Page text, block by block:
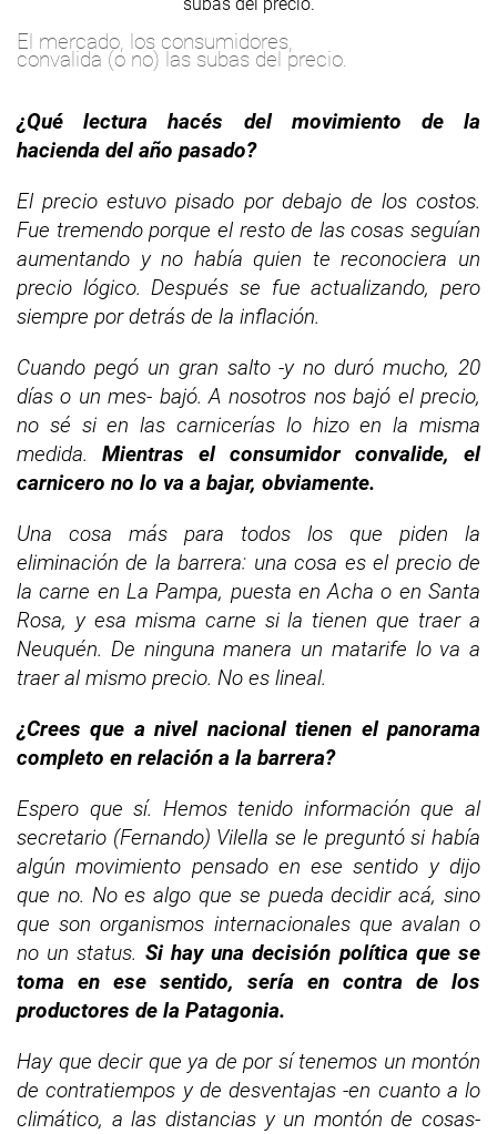
El mercado, los consumidores,
convalida (o no) las subas del precio.
¿Qué lectura hacés del movimiento de la
hacienda del año pasado?
El precio estuvo pisado por debajo de los costos.
Fue tremendo porque el resto de las cosas seguían
aumentando y no había quien te reconociera un
precio lógico. Después se fue actualizando, pero
siempre por detrás de la inflación.
Cuando pegó un gran salto -y no duró mucho, 20
días o un mes- bajó. A nosotros nos bajó el precio,
no sé si en las carnicerías lo hizo en la misma
medida. Mientras el consumidor convalide, el
carnicero no lo va a bajar, obviamente.
Una cosa más para todos los que piden la
eliminación de la barrera: una cosa es el precio de
la carne en La Pampa, puesta en Acha o en Santa
Rosa, y esa misma carne si la tienen que traer a
Neuquén. De ninguna manera un matarife lo va a
traer al mismo precio. No es lineal.
¿Crees que a nivel nacional tienen el panorama
completo en relación a la barrera?
Espero que sí. Hemos tenido información que al
secretario (Fernando) Vilella se le preguntó si había
algún movimiento pensado en ese sentido y dijo
que no. No es algo que se pueda decidir acá, sino
que son organismos internacionales que avalan o
no un status. Si hay una decisión política que se
toma en ese sentido, sería en contra de los
productores de la Patagonia.
Hay que decir que ya de por sí tenemos un montón
de contratiempos y de desventajas -en cuanto a lo
climático, a las distancias y un montón de cosas-